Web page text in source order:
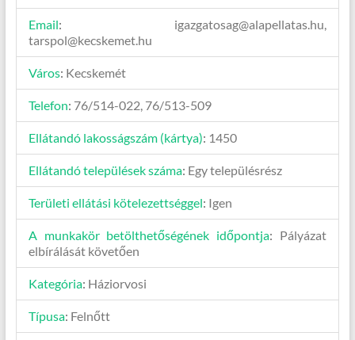
Email: igazgatosag@alapellatas.hu,
tarspol@kecskemet.hu
Város: Kecskemét
Telefon: 76/514-022, 76/513-509
Ellátandó lakosságszám (kártya): 1450
Ellátandó települések száma: Egy településrész
Területi ellátási kötelezettséggel: Igen
A munkakör betölthetőségének időpontja: Pályázat
elbírálását követően
Kategória: Háziorvosi
Típusa: Felnőtt